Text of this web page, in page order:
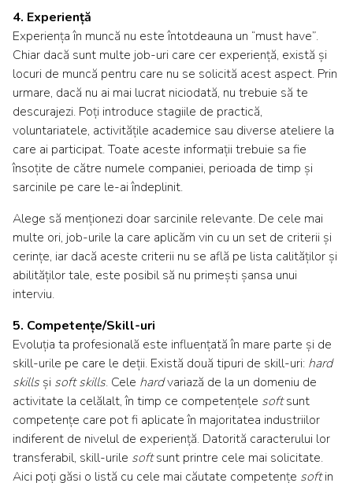
4. Experiență
Experiența în muncă nu este întotdeauna un “must have”.
Chiar dacă sunt multe job-uri care cer experiență, există și
locuri de muncă pentru care nu se solicită acest aspect. Prin
urmare, dacă nu ai mai lucrat niciodată, nu trebuie să te
descurajezi. Poți introduce stagiile de practică,
voluntariatele, activitățile academice sau diverse ateliere la
care ai participat. Toate aceste informații trebuie sa fie
însoțite de către numele companiei, perioada de timp și
sarcinile pe care le-ai îndeplinit.
Alege să menționezi doar sarcinile relevante. De cele mai
multe ori, job-urile la care aplicăm vin cu un set de criterii și
cerințe, iar dacă aceste criterii nu se află pe lista calităților și
abilităților tale, este posibil să nu primești șansa unui
interviu.
5. Competențe/Skill-uri
Evoluția ta profesională este influențată în mare parte și de
skill-urile pe care le deții. Există două tipuri de skill-uri: hard
skills și soft skills. Cele hardvariază de la un domeniu de
activitate la celălalt, în timp ce competențele softsunt
competențe care pot fi aplicate în majoritatea industriilor
indiferent de nivelul de experiență. Datorită caracterului lor
transferabil, skill-urile softsunt printre cele mai solicitate.
Aici poți găsi o listă cu cele mai căutate competențe softin